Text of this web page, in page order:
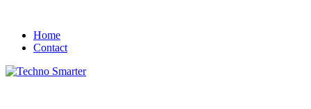
Home
Contact